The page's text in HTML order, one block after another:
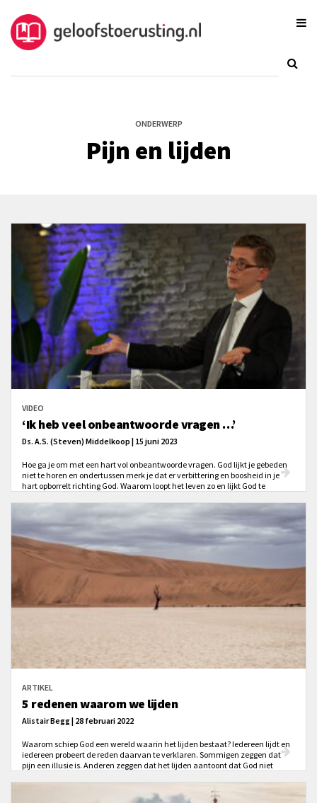
ONDERWERP
Pijn en lijden
VIDEO
‘Ik heb veel onbeantwoorde vragen …’
Ds. A.S. (Steven) Middelkoop | 15 juni 2023
Hoe ga je om met een hart vol onbeantwoorde vragen. God lijkt je gebeden
niet te horen en ondertussen merk je dat er verbittering en boosheid in je
hart opborrelt richting God. Waarom loopt het leven zo en lijkt God te
ARTIKEL
5 redenen waarom we lijden
Alistair Begg | 28 februari 2022
Waarom schiep God een wereld waarin het lijden bestaat? Iedereen lijdt en
iedereen probeert de reden daarvan te verklaren. Sommigen zeggen dat
pijn een illusie is. Anderen zeggen dat het lijden aantoont dat God niet